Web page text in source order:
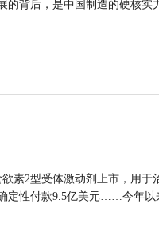
背后，是中国制造的硬核实
素2型受体激动剂上市，用
定性付款9.5亿美元……今年以